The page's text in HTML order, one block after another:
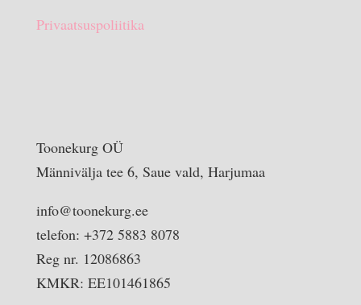
Privaatsuspoliitika
Toonekurg OÜ
Männivälja tee 6, Saue vald, Harjumaa
info@toonekurg.ee
telefon: +372 5883 8078
Reg nr. 12086863
KMKR: EE101461865